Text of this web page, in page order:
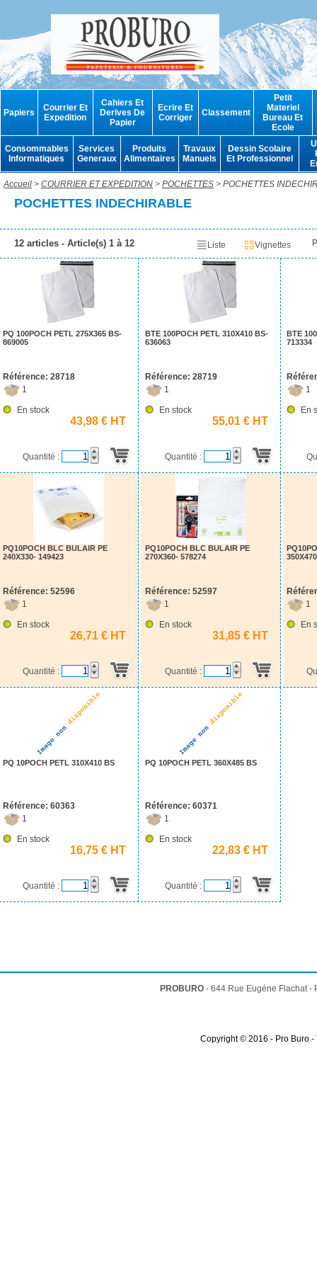
Papiers
Courrier Et
Expedition
Cahiers Et
Derives De
Papier
Ecrire Et
Corriger
Classement
Petit
Materiel
Bureau Et
Ecole
Consommables
Informatiques
Services
Generaux
Produits
Alimentaires
Travaux
Manuels
Dessin Scolaire
Et Professionnel
Accueil > COURRIER ET EXPEDITION > POCHETTES > POCHETTES
POCHETTES INDECHIRABLE
12 articles - Article(s) 1 à 12 Liste Vignettes
PQ 100POCH PETL 275X365 BS-
869005
Référence: 28718
1
En stock
43,98 € HT
Quantité :
BTE 100POCH PETL 310X410 BS-
636063
Référence: 28719
1
En stock
55,01 € HT
Quantité :
BTE
713334
1
En
PQ10POCH BLC BULAIR PE
240X330- 149423
Référence: 52596
1
En stock
26,71 € HT
Quantité :
PQ10POCH BLC BULAIR PE
270X360- 578274
Référence: 52597
1
En stock
31,85 € HT
Quantité :
1
En
PQ 10POCH PETL 310X410 BS
Référence: 60363
1
En stock
16,75 € HT
Quantité :
PQ 10POCH PETL 360X485 BS
Référence: 60371
1
En stock
22,83 € HT
Quantité :
PROBURO - 644 Rue Eugéne Flachat -
Copyright © 2016 - Pro Buro